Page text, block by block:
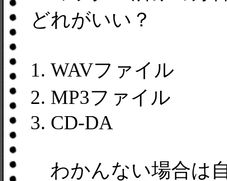
どれがいい？
1. WAVファイル
2. MP3ファイル
3. CD-DA
わかんない場合は